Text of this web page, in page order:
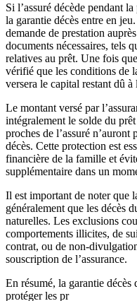
Si l’assuré décède pendant
la garantie décès entre en
demande de prestation
documents nécessaires, tels
relatives au prêt. Une fois
vérifié que les conditions de
versera le capital restant dû à
Le montant versé par
intégralement le solde du
proches de l’assuré n’auront
décès. Cette protection est
financière de la famille et
supplémentaire dans un
Il est important de noter que
généralement que les décès
naturelles. Les exclusions
comportements illicites, de
contrat, ou de non-
souscription de l’assurance.
En résumé, la garantie décès
protéger les pr